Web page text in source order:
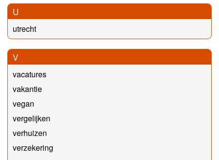
U
utrecht
V
vacatures
vakantie
vegan
vergelijken
verhuizen
verzekering